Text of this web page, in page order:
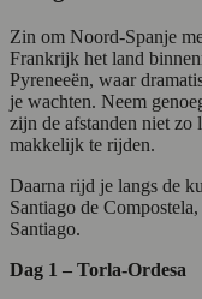
Zin om Noord-Spanje
Frankrijk het land
Pyreneeën, waar
je wachten. Neem
zijn de afstanden niet zo
makkelijk te rijden.
Daarna rijd je langs de
Santiago de
Santiago.
Dag 1 – Torla-Ordesa